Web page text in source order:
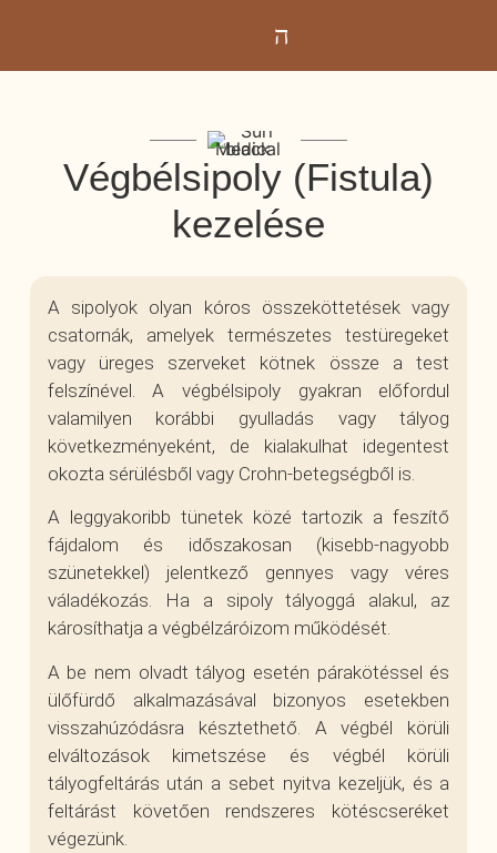
Végbélsipoly (Fistula)
kezelése
A sipolyok olyan kóros összeköttetések vagy
csatornák, amelyek természetes testüregeket
vagy üreges szerveket kötnek össze a test
felszínével. A végbélsipoly gyakran előfordul
valamilyen korábbi gyulladás vagy tályog
következményeként, de kialakulhat idegentest
okozta sérülésből vagy Crohn-betegségből is.
A leggyakoribb tünetek közé tartozik a feszítő
fájdalom és időszakosan (kisebb-nagyobb
szünetekkel) jelentkező gennyes vagy véres
váladékozás. Ha a sipoly tályoggá alakul, az
károsíthatja a végbélzáróizom működését.
A be nem olvadt tályog esetén párakötéssel és
ülőfürdő alkalmazásával bizonyos esetekben
visszahúzódásra késztethető. A végbél körüli
elváltozások kimetszése és végbél körüli
tályogfeltárás után a sebet nyitva kezeljük, és a
feltárást követően rendszeres kötéscseréket
végezünk.